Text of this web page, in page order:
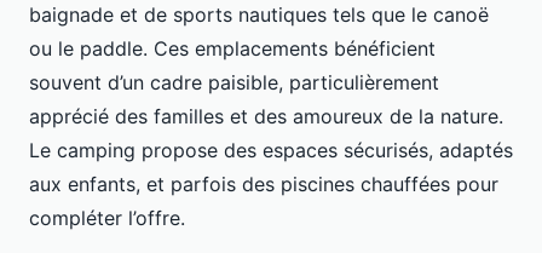
baignade et de sports nautiques tels que le canoë
ou le paddle. Ces emplacements bénéficient
souvent d’un cadre paisible, particulièrement
apprécié des familles et des amoureux de la nature.
Le camping propose des espaces sécurisés, adaptés
aux enfants, et parfois des piscines chauffées pour
compléter l’offre.